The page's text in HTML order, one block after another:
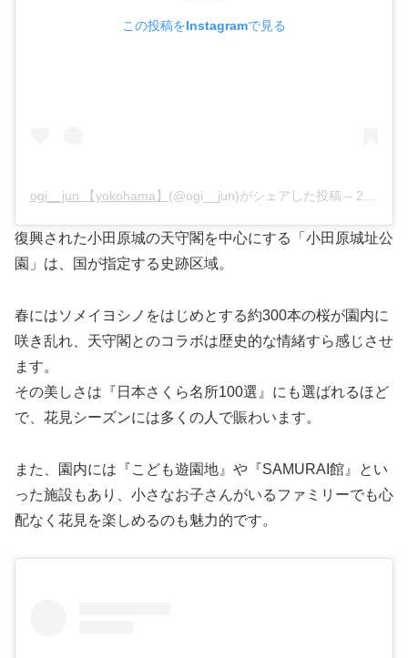
この投稿をInstagramで見る
ogi__jun 【yokohama】 (@ogi__jun)がシェアした投稿 – 2019年 4月月9日午後5時38分PDT
復興された小田原城の天守閣を中心にする「小田原城址公
園」は、国が指定する史跡区域。
春にはソメイヨシノをはじめとする約300本の桜が園内に
咲き乱れ、天守閣とのコラボは歴史的な情緒すら感じさせ
ます。
その美しさは『日本さくら名所100選』にも選ばれるほど
で、花見シーズンには多くの人で賑わいます。
また、園内には『こども遊園地』や『SAMURAI館』とい
った施設もあり、小さなお子さんがいるファミリーでも心
配なく花見を楽しめるのも魅力的です。